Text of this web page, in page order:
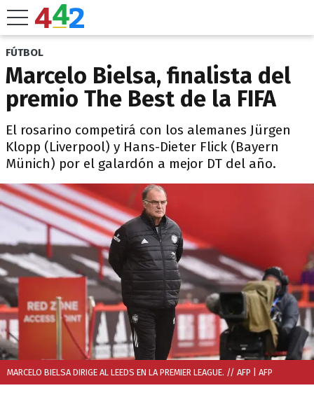
FÚTBOL
Marcelo Bielsa, finalista del
premio The Best de la FIFA
El rosarino competirá con los alemanes Jürgen
Klopp (Liverpool) y Hans-Dieter Flick (Bayern
Münich) por el galardón a mejor DT del año.
MARCELO BIELSA DIRIGE AL LEEDS EN LA PREMIER LEAGUE. // AFP | AFP